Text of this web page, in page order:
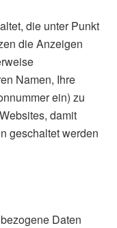
die unter Punkt
die Anzeigen
Namen, Ihre
ein) zu
damit
geschaltet werden
Daten